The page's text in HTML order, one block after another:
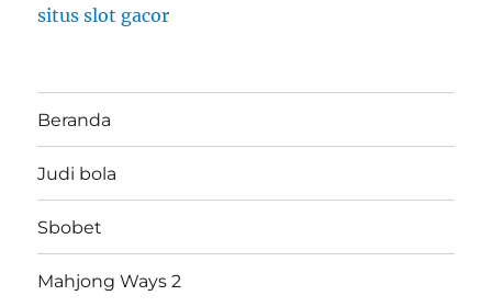
situs slot gacor
Beranda
Judi bola
Sbobet
Mahjong Ways 2